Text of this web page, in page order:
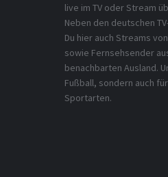
live im TV oder Stream
Neben den deutschen
Du hier auch Streams
sowie Fernsehsender
benachbarten Ausland.
Fußball, sondern auch
Sportarten.